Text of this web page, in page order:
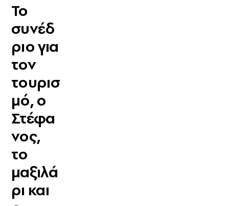
Το
συνέδ
ριο για
τον
τουρισ
μό, ο
Στέφα
νος,
το
μαξιλά
ρι και